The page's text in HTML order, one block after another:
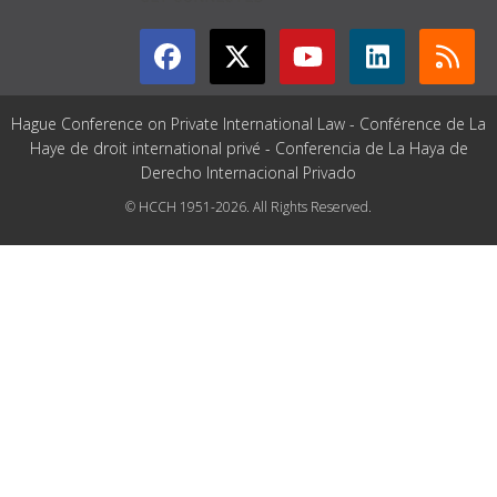
Hague Conference on Private International Law - Conférence de La
Haye de droit international privé - Conferencia de La Haya de
Derecho Internacional Privado
© HCCH 1951-2026. All Rights Reserved.